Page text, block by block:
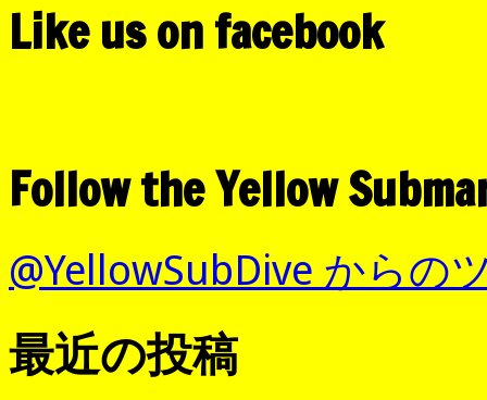
Like us on facebook
Follow the Yellow
@YellowSubDive からの
最近の投稿